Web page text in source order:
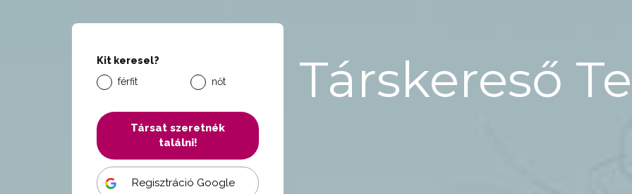
Kit keresel?
férfit
nőt
Társat szeretnék
találni!
Regisztráció Google
Társkereső